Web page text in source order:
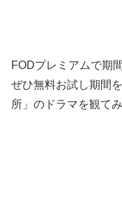
FODプレミアムで期
ぜひ無料お試し期間
所」のドラマを観て